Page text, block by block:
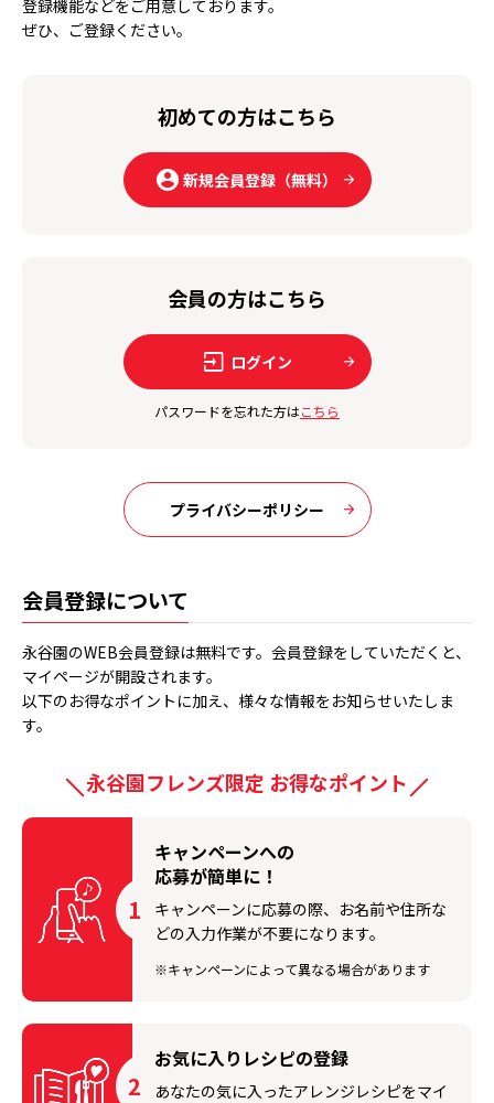
登録機能などをご用意しております。
ぜひ、ご登録ください。
初めての方はこちら
新規会員登録（無料）
会員の方はこちら
ログイン
パスワードを忘れた方はこちら
プライバシーポリシー
会員登録について
永谷園のWEB会員登録は無料です。会員登録をしていただくと、
マイページが開設されます。
以下のお得なポイントに加え、様々な情報をお知らせいたしま
す。
永谷園フレンズ限定 お得なポイント
1
キャンペーンへの
応募が簡単に！
キャンペーンに応募の際、お名前や住所な
どの入力作業が不要になります。
※キャンペーンによって異なる場合があります
2
お気に入りレシピの登録
あなたの気に入ったアレンジレシピをマイ